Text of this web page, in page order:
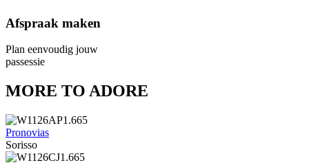
Afspraak maken
Plan eenvoudig jouw
passessie
MORE TO ADORE
Pronovias
Sorisso